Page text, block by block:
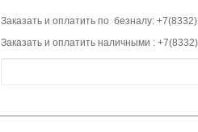
Заказать и оплатить по безналу:
Заказать и оплатить наличными : +7(8332)